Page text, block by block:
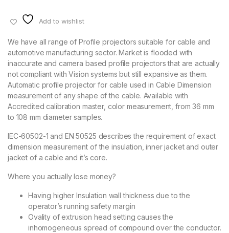
Add to wishlist
We have all range of Profile projectors suitable for cable and
automotive manufacturing sector. Market is flooded with
inaccurate and camera based profile projectors that are actually
not compliant with Vision systems but still expansive as them.
Automatic profile projector for cable used in Cable Dimension
measurement of any shape of the cable. Available with
Accredited calibration master, color measurement, from 36 mm
to 108 mm diameter samples.
IEC-60502-1 and EN 50525 describes the requirement of exact
dimension measurement of the insulation, inner jacket and outer
jacket of a cable and it’s core.
Where you actually lose money?
Having higher Insulation wall thickness due to the
operator’s running safety margin
Ovality of extrusion head setting causes the
inhomogeneous spread of compound over the conductor.